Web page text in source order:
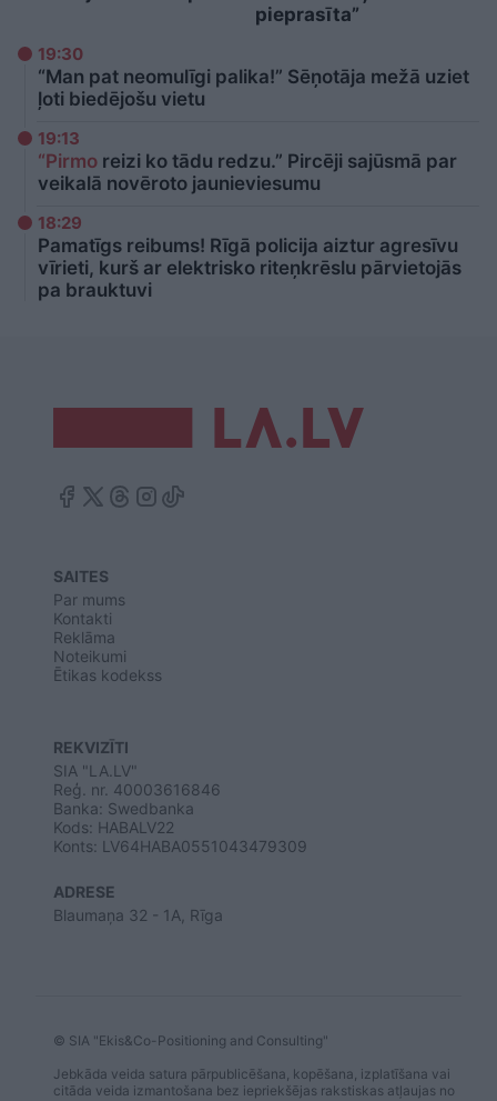
pieprasīta”
“Man pat neomulīgi palika!” Sēņotāja mežā uziet
ļoti biedējošu vietu
19:30
“Pirmo reizi ko tādu redzu.” Pircēji sajūsmā par
veikalā novēroto jaunieviesumu
19:13
Pamatīgs reibums! Rīgā policija aiztur agresīvu
vīrieti, kurš ar elektrisko riteņkrēslu pārvietojās
pa brauktuvi
18:29
SAITES
Par mums
Kontakti
Reklāma
Noteikumi
Ētikas kodekss
REKVIZĪTI
SIA "LA.LV"
Reģ. nr. 40003616846
Banka: Swedbanka
Kods: HABALV22
Konts: LV64HABA0551043479309
ADRESE
Blaumaņa 32 - 1A, Rīga
© SIA "Ekis&Co-Positioning and Consulting"
Jebkāda veida satura pārpublicēšana, kopēšana, izplatīšana vai
citāda veida izmantošana bez iepriekšējas rakstiskas atļaujas no